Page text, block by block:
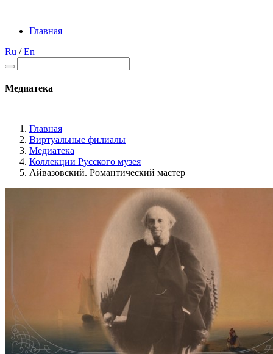
Главная
Ru /En
Медиатека
Главная
Виртуальные филиалы
Медиатека
Коллекции Русского музея
Айвазовский. Романтический мастер